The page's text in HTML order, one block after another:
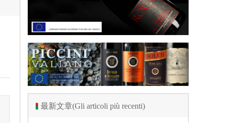
最新文章(Gli articoli più recenti)